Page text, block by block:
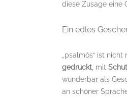
diese Zusage eine
Ein edles
„psalmós“ ist
gedruckt , mit
wunderbar als
an schöner